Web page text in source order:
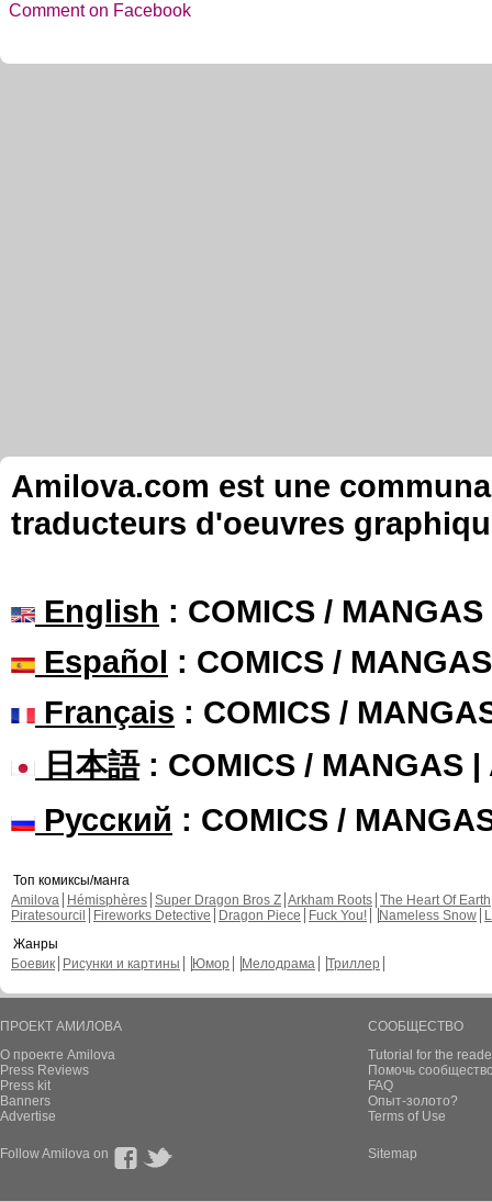
Comment on Facebook
Amilova.com est une
traducteurs d'oeuvres
English : COMICS /
Español : COMICS /
Français : COMICS /
日本語: COMICS / MANGAS |
Русский : COMICS /
Топ комиксы/манга
Amilova
Hémisphères Super Dragon Bros Z Arkham Roots The Heart Of Earth
Piratesourcil
Fireworks Detective Dragon Piece Fuck You! Nameless Snow
Жанры
Боевик
Рисунки и картины Юмор Мелодрама Триллер
ПРОЕКТ АМИЛОВА
О проекте Amilova
Press Reviews
Press kit
Banners
Advertise
СООБЩЕСТВО
Tutorial for the
Помочь
FAQ
Опыт-золото?
Terms of Use
Follow Amilova on Sitemap